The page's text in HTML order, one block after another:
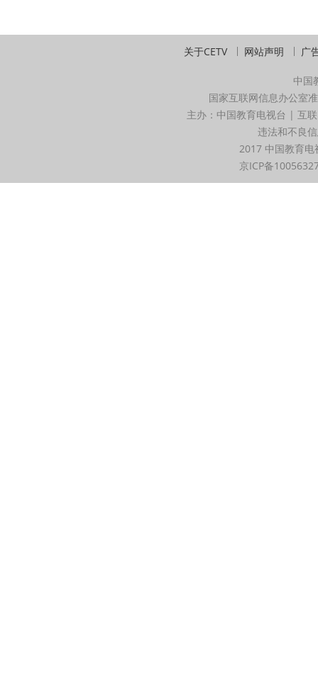
关于CETV 网站声明 广
中国
国家互联网信息办公室
主办：中国教育电视台 | 互
违法和不良
2017 中国教育
京ICP备